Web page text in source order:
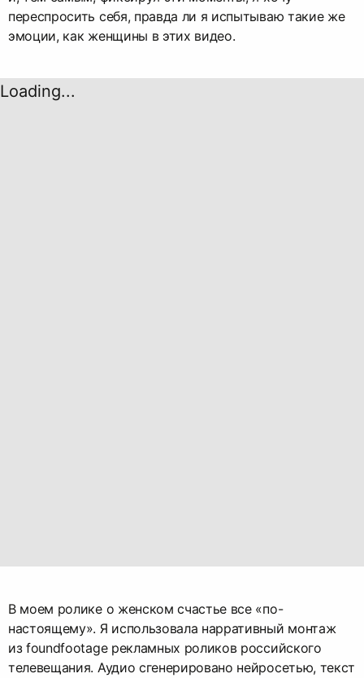
переспросить себя, правда ли я испытываю такие же
эмоции, как женщины в этих видео.
Loading...
В моем ролике о женском счастье все «по-
настоящему». Я использовала нарративный монтаж
из foundfootage рекламных роликов российского
телевещания. Аудио сгенерировано нейросетью, текст